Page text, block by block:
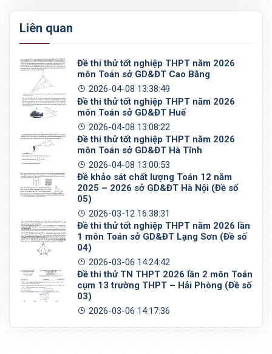
Liên quan
Đề thi thử tốt nghiệp THPT năm 2026
môn Toán sở GD&ĐT Cao Bằng
2026-04-08 13:38:49
Đề thi thử tốt nghiệp THPT năm 2026
môn Toán sở GD&ĐT Huế
2026-04-08 13:08:22
Đề thi thử tốt nghiệp THPT năm 2026
môn Toán sở GD&ĐT Hà Tĩnh
2026-04-08 13:00:53
Đề khảo sát chất lượng Toán 12 năm
2025 – 2026 sở GD&ĐT Hà Nội (Đề số
05)
2026-03-12 16:38:31
Đề thi thử tốt nghiệp THPT năm 2026 lần
1 môn Toán sở GD&ĐT Lạng Sơn (Đề số
04)
2026-03-06 14:24:42
Đề thi thử TN THPT 2026 lần 2 môn Toán
cụm 13 trường THPT – Hải Phòng (Đề số
03)
2026-03-06 14:17:36